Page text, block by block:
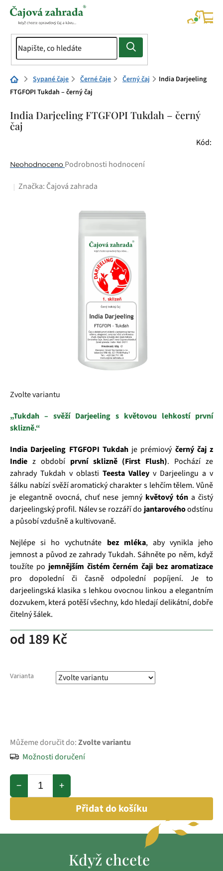
Přejít
Domů Sypané čaje Černé čaje Černý čaj
India Darjeeling
FTGFOPI Tukdah – černý čaj
India Darjeeling FTGFOPI Tukdah – černý
čaj
Kód:
Průměrné
produktu
Neohodnoceno Podrobnosti hodnocení
Značka: Čajová zahrada
od 189 Kč
Zvolte variantu
Varianta
Můžeme doručit do:Zvolte variantu
Možnosti doručení
+
−
Přidat do košíku
„Tukdah – svěží Darjeeling s květovou lehkostí první
sklizně.“
India Darjeeling FTGFOPI Tukdahje prémiový černý čaj z
Indie z období první sklizně (First Flush). Pochází ze
zahrady Tukdah v oblasti Teesta Valley v Darjeelingu a v
šálku nabízí svěží aromatický charakter s lehčím tělem. Vůně
je elegantně ovocná, chuť nese jemný květový tóna čistý
darjeelingský profil. Nálev se rozzáří do jantarovéhoodstínu
a působí vzdušně a kultivovaně.
Nejlépe si ho vychutnáte bez mléka, aby vynikla jeho
jemnost a původ ze zahrady Tukdah. Sáhněte po něm, když
toužíte po jemnějším čistém černém čaji bez aromatizace
pro dopolední či časně odpolední popíjení. Je to
darjeelingská klasika s lehkou ovocnou linkou a elegantním
dozvukem, která potěší všechny, kdo hledají delikátní, dobře
čitelný šálek.
Když chcete